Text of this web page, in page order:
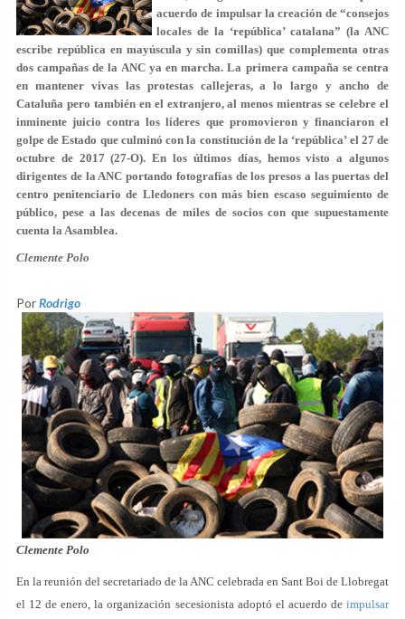
acuerdo de impulsar la creación de “consejos
locales de la ‘república’ catalana” (la ANC
escribe república en mayúscula y sin comillas) que complementa otras
dos campañas de la ANC ya en marcha. La primera campaña se centra
en mantener vivas las protestas callejeras, a lo largo y ancho de
Cataluña pero también en el extranjero, al menos mientras se celebre el
inminente juicio contra los líderes que promovieron y financiaron el
golpe de Estado que culminó con la constitución de la ‘república’ el 27 de
octubre de 2017 (27-O). En los últimos días, hemos visto a algunos
dirigentes de la ANC portando fotografías de los presos a las puertas del
centro penitenciario de Lledoners con más bien escaso seguimiento de
público, pese a las decenas de miles de socios con que supuestamente
cuenta la Asamblea.
Clemente Polo
PorRodrigo
Clemente Polo
En la reunión del secretariado de la ANC celebrada en Sant Boi de Llobregat
el 12 de enero, la organización secesionista adoptó el acuerdo de impulsar